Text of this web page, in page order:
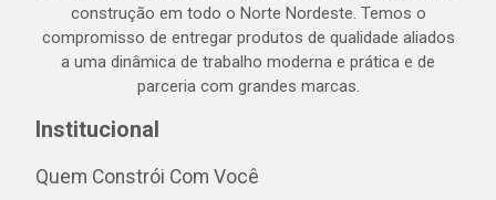
construção em todo o Norte Nordeste. Temos o
compromisso de entregar produtos de qualidade aliados
a uma dinâmica de trabalho moderna e prática e de
parceria com grandes marcas.
Institucional
Quem Constrói Com Você